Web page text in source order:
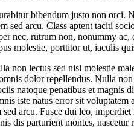
bibendum justo non orci.
sed arcu. Class aptent taciti
nec, rutrum non, nonummy
molestie, porttitor ut, iaculis
non lectus sed nisl molestie
dolor repellendus. Nulla
natoque penatibus et magnis
iste natus error sit
arcu. Fusce dui leo,
dis parturient montes, nascetur